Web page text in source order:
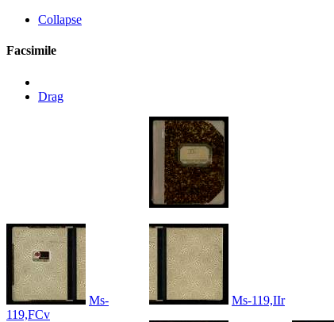
Collapse
Facsimile
Drag
Ms-
119,FCv
Ms-119,IIr